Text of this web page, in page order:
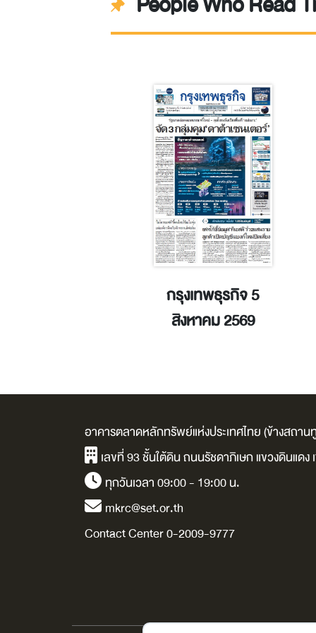
กรุงเทพธุรกิจ 5
สิงหาคม 2569
อาคารตลาดหลักทรัพย์แห่งประเทศไทย (ข้างสถาน
เลขที่ 93 ชั้นใต้ดิน ถนนรัชดาภิเษก แขวงดินแด
ทุกวันเวลา 09:00 - 19:00 น.
mkrc@set.or.th
Contact Center 0-2009-9777